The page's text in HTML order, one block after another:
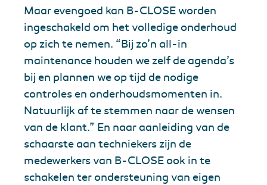
Maar evengoed kan B-CLOSE worden
ingeschakeld om het volledige onderhoud
op zich te nemen. “Bij zo’n all-in
maintenance houden we zelf de agenda’s
bij en plannen we op tijd de nodige
controles en onderhoudsmomenten in.
Natuurlijk af te stemmen naar de wensen
van de klant.” En naar aanleiding van de
schaarste aan techniekers zijn de
medewerkers van B-CLOSE ook in te
schakelen ter ondersteuning van eigen